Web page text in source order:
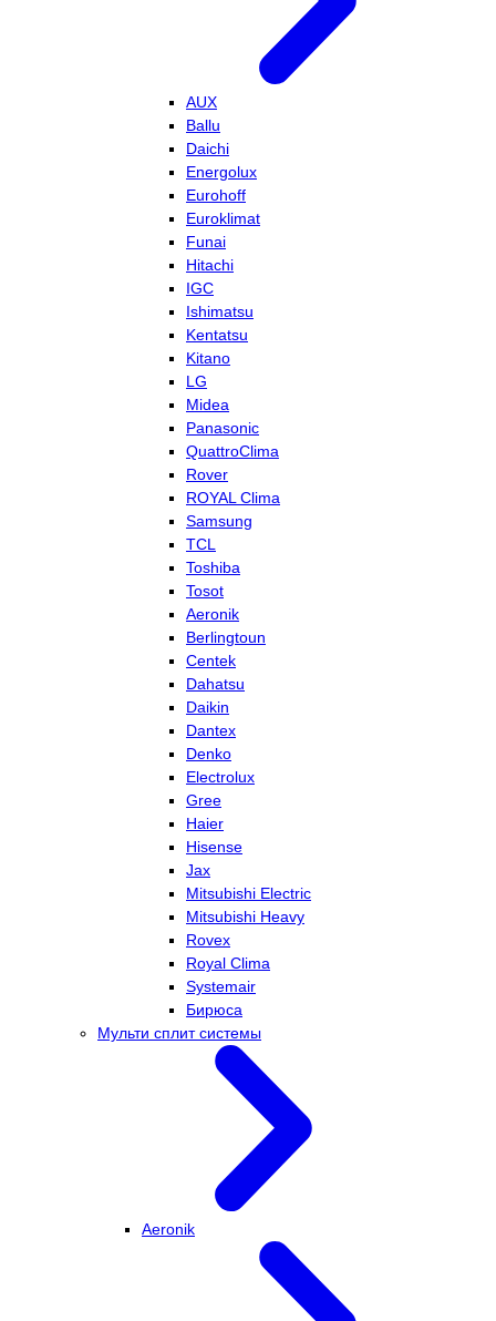
AUX
Ballu
Daichi
Energolux
Eurohoff
Euroklimat
Funai
Hitachi
IGC
Ishimatsu
Kentatsu
Kitano
LG
Midea
Panasonic
QuattroClima
Rover
ROYAL Clima
Samsung
TCL
Toshiba
Tosot
Aeronik
Berlingtoun
Centek
Dahatsu
Daikin
Dantex
Denko
Electrolux
Gree
Haier
Hisense
Jax
Mitsubishi Electric
Mitsubishi Heavy
Rovex
Royal Clima
Systemair
Бирюса
Мульти сплит системы
Aeronik